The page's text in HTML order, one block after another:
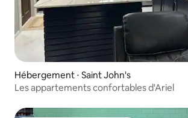
Hébergement ⋅ Saint John's
Les appartements confortables d'Ariel